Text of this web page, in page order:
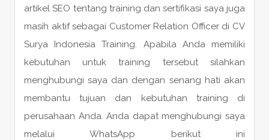
artikel SEO tentang training dan sertifikasi saya juga
masih aktif sebagai Customer Relation Officer di CV
Surya Indonesia Training. Apabila Anda memiliki
kebutuhan untuk training tersebut silahkan
menghubungi saya dan dengan senang hati akan
membantu tujuan dan kebutuhan training di
perusahaan Anda. Anda dapat menghubungi saya
melalui WhatsApp berikut ini